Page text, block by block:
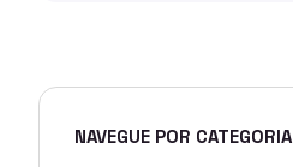
NAVEGUE POR CATEGORIA